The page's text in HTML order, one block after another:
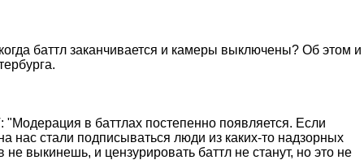
баттл заканчивается и камеры выключены? Об этом и
в баттлах постепенно появляется. Если
нас стали подписываться люди из каких-то надзорных
выкинешь, и цензурировать баттл не станут, но это не